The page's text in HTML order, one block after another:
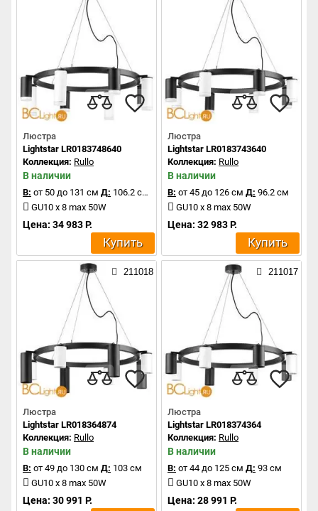
Люстра
Lightstar LR0183748640
Коллекция: Rullo
В наличии
В: от 50 до 131 см Д: 106.2 см
GU10 x 8 max 50W
Цена: 34 983 Р.
Купить
Люстра
Lightstar LR0183743640
Коллекция: Rullo
В наличии
В: от 45 до 126 см Д: 96.2 см
GU10 x 8 max 50W
Цена: 32 983 Р.
Купить
211018
Люстра
Lightstar LR018364874
Коллекция: Rullo
В наличии
В: от 49 до 130 см Д: 103 см
GU10 x 8 max 50W
Цена: 30 991 Р.
211017
Люстра
Lightstar LR018374364
Коллекция: Rullo
В наличии
В: от 44 до 125 см Д: 93 см
GU10 x 8 max 50W
Цена: 28 991 Р.